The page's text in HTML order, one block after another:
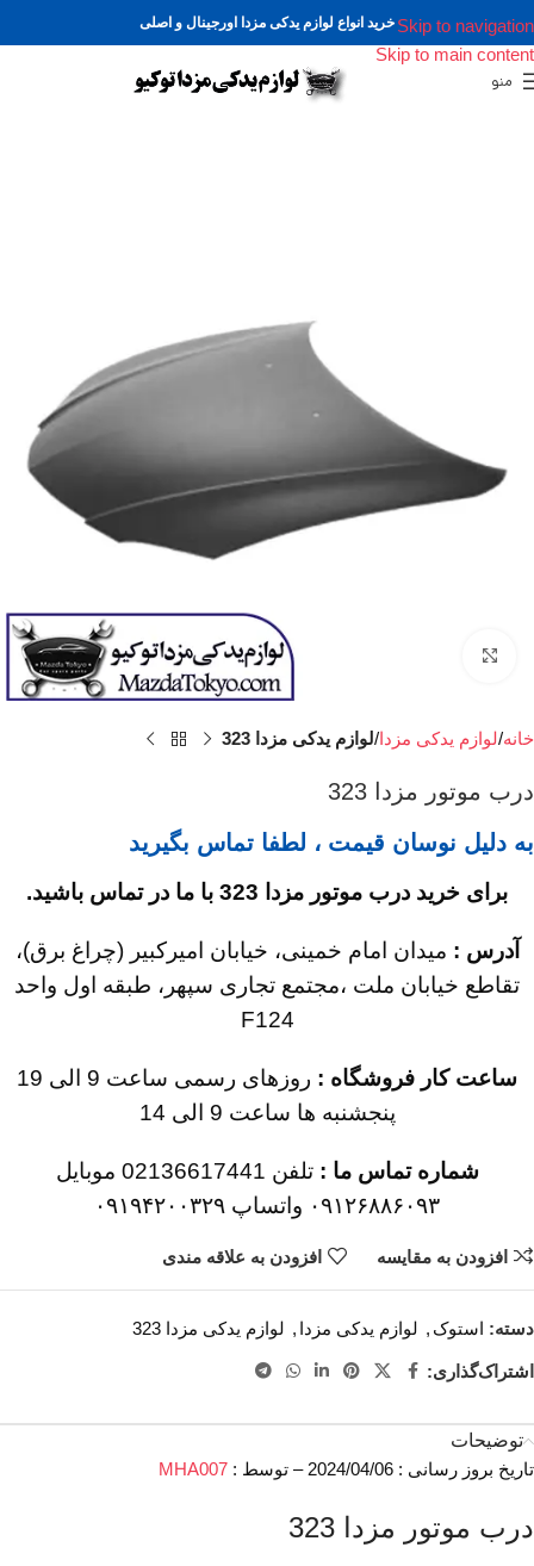
Skip to navigation
Skip to main content
خرید انواع لوازم یدکی مزدا اورجینال و اصلی
منو
برای بزرگنمایی کلیک کنید
خانه لوازم یدکی مزدا لوازم یدکی مزدا 323
درب موتور مزدا 323
به دلیل نوسان قیمت ، لطفا تماس بگیرید
برای خرید درب موتور مزدا 323 با ما در تماس باشید.
آدرس : میدان امام خمینی، خیابان امیرکبیر (چراغ برق)،
تقاطع خیابان ملت ،مجتمع تجاری سپهر، طبقه اول واحد
F124
ساعت کار فروشگاه :
روزهای رسمی ساعت 9 الی 19
پنجشنبه ها ساعت 9 الی 14
شماره تماس ما :
تلفن 02136617441 موبایل
۰۹۱۲۶۸۸۶۰۹۳ واتساپ ۰۹۱۹۴۲۰۰۳۲۹
افزودن به مقایسه افزودن به علاقه مندی
دسته: استوک , لوازم یدکی مزدا , لوازم یدکی مزدا 323
اشتراک‌گذاری:
توضیحات
تاریخ بروز رسانی : 2024/04/06 – توسط :
MHA007
درب موتور مزدا 323